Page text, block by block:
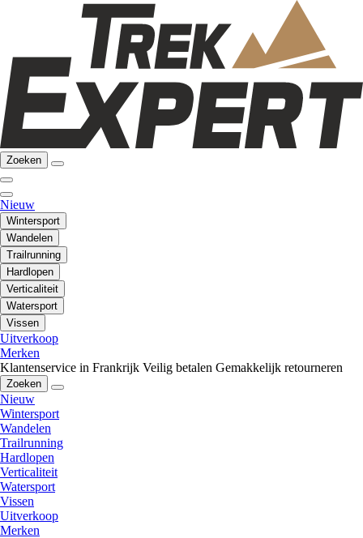
Zoeken
Nieuw
Wintersport
Wandelen
Trailrunning
Hardlopen
Verticaliteit
Watersport
Vissen
Uitverkoop
Merken
Klantenservice in Frankrijk Veilig betalen Gemakkelijk retourneren
Zoeken
Nieuw
Wintersport
Wandelen
Trailrunning
Hardlopen
Verticaliteit
Watersport
Vissen
Uitverkoop
Merken